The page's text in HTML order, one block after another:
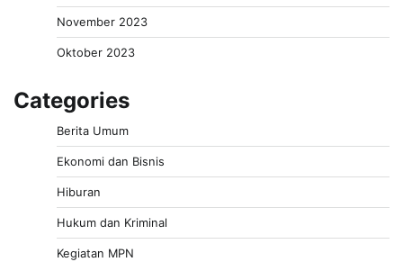
November 2023
Oktober 2023
Categories
Berita Umum
Ekonomi dan Bisnis
Hiburan
Hukum dan Kriminal
Kegiatan MPN